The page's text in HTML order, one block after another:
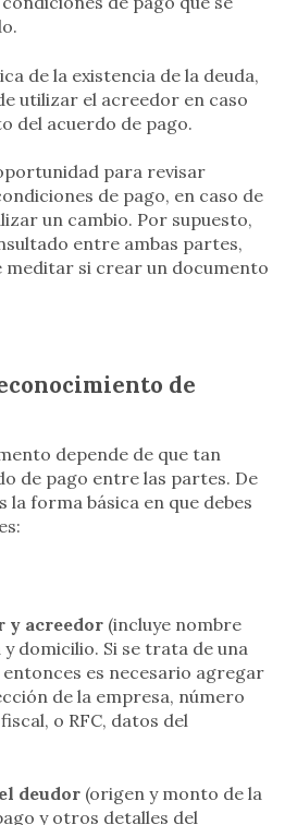
de la existencia de la deuda,
utilizar el acreedor en caso
del acuerdo de pago.
para revisar
de pago, en caso de
un cambio. Por supuesto,
entre ambas partes,
meditar si crear un documento
de
depende de que tan
de pago entre las partes. De
la forma básica en que debes
y acreedor (incluye nombre
domicilio. Si se trata de una
es necesario agregar
de la empresa, número
o RFC, datos del
deudor (origen y monto de la
y otros detalles del